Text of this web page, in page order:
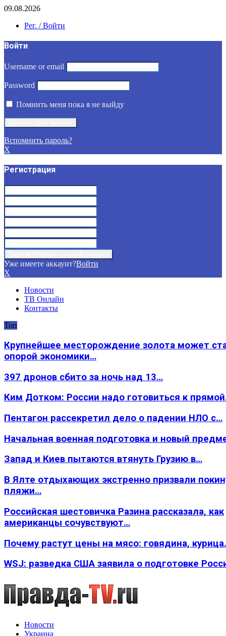
09.08.2026
Рег. / Войти
Войти
Username or email
Password
Помнить меня пока я не выйду
Вспомнить пароль?
X
Регистрация
Уже имеете аккаунт?Войти
X
Новости
ТВ Онлайн
Контакты
Топ
Крупнейшее месторождение золота может
опорой экономики…
397 дронов сбито за ночь над 13…
Ким Дотком: России надо готовиться к
Пентагон рассекретил дело о падении НЛО с…
Начальная военная подготовка и новый
Запад и Киев пытаются втянуть Грузию в…
В Ялте отдыхающих экстренно призвали
пляжи…
Российская шестовичка Разина рассказала, как
американцы сочувствуют…
Почему растут цены на мясо: говядина,
WSJ: разведка США заявила о подготовке
Новости
Украина